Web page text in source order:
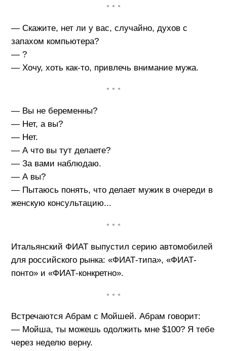
• • •
— Скажите, нет ли у вас, случайно, духов с
запахом компьютера?
— ?
— Хочу, хоть как-то, привлечь внимание мужа.
• • •
— Вы не беременны?
— Нет, а вы?
— Нет.
— А что вы тут делаете?
— За вами наблюдаю.
— А вы?
— Пытаюсь понять, что делает мужик в очереди в
женскую консультацию...
• • •
Итальянский ФИАТ выпустил серию автомобилей
для российского рынка: «ФИАТ-типа», «ФИАТ-
понто» и «ФИАТ-конкретно».
• • •
Встречаются Абрам с Мойшей. Абрам говорит:
— Мойша, ты можешь одолжить мне $100? Я тебе
через неделю верну.